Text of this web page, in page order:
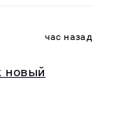
час назад
новый